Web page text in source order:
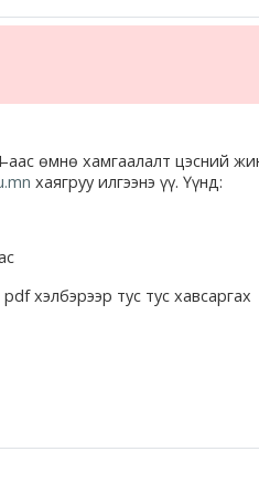
өмнө хамгаалалт цэсний
хаягруу илгээнэ үү. Үүнд:
хэлбэрээр тус тус хавсаргах